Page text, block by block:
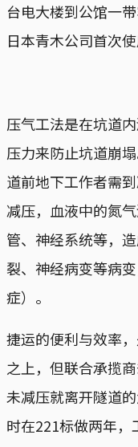
台电大楼到公馆一
日本青木公司首次
压气工法是在坑道
压力来防止坑道崩
道前地下工作者需
减压，血液中的氮
管、神经系统等，
裂、神经病变等病
症）。
捷运的便利与效率
之上，但联合承揽
未减压就离开隧道
时在221标做两年，